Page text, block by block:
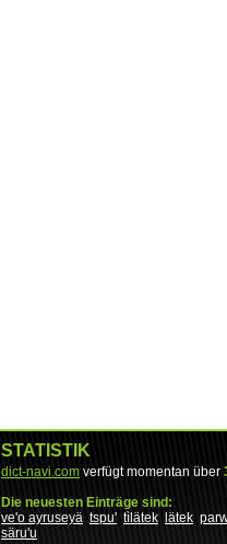
STATISTIK
dict-navi.com verfügt momentan über
Die neuesten Einträge sind:
ve'o ayruseyä tspu' tìlätek lätek
säru'u